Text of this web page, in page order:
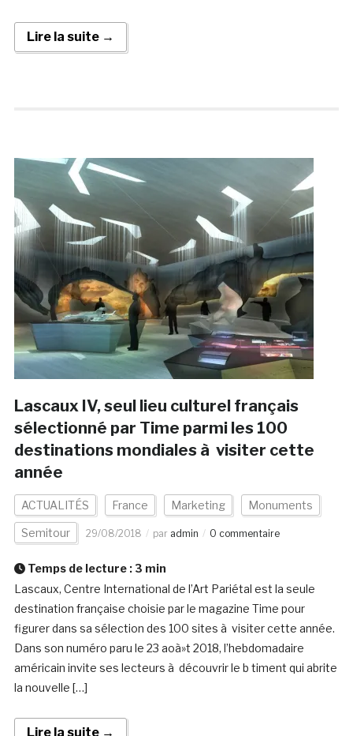
Lire la suite →
Lascaux IV, seul lieu culturel français
sélectionné par Time parmi les 100
destinations mondiales à visiter cette
année
ACTUALITÉS France Marketing Monuments
Semitour 29/08/2018 par admin 0 commentaire
Temps de lecture : 3 min
Lascaux, Centre International de l’Art Pariétal est la seule
destination française choisie par le magazine Time pour
figurer dans sa sélection des 100 sites à visiter cette année.
Dans son numéro paru le 23 aoà»t 2018, l’hebdomadaire
américain invite ses lecteurs à découvrir le b timent qui abrite
la nouvelle […]
Lire la suite →